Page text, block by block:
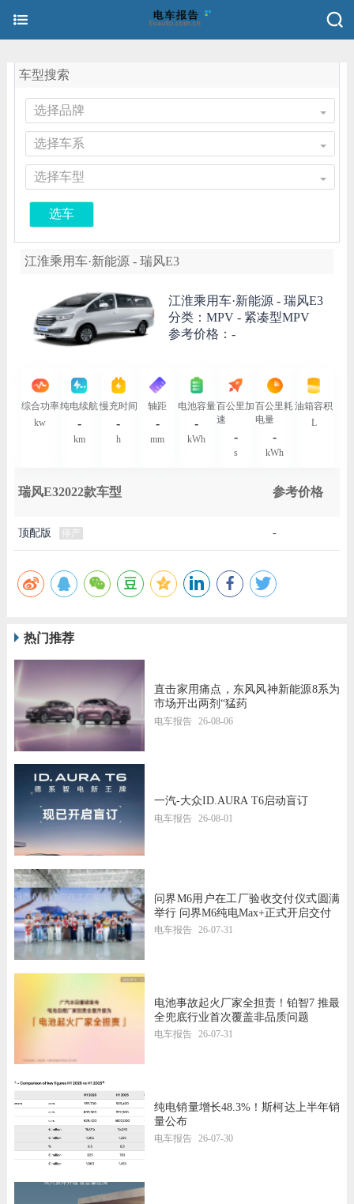
车型搜索
选择品牌
选择车系
选择车型
选车
江淮乘用车·新能源 - 瑞风E3
江淮乘用车·新能源 - 瑞风E3
分类：MPV - 紧凑型MPV
参考价格：-
综合功率
kw
纯电续航
-
km
慢充时间
-
h
轴距
-
mm
电池容量
-
kWh
百公里加
速
-
s
百公里耗
电量
-
kWh
油箱容积
L
瑞风E32022款车型 参考价格
顶配版 停产 -
热门推荐
直击家用痛点，东风风神新能源8系为
市场开出两剂“猛药
电车报告 26-08-06
一汽-大众ID.AURA T6启动盲订
电车报告 26-08-01
问界M6用户在工厂验收交付仪式圆满
举行 问界M6纯电Max+正式开启交付
电车报告 26-07-31
电池事故起火厂家全担责！铂智7 推最
全兜底行业首次覆盖非品质问题
电车报告 26-07-31
纯电销量增长48.3%！斯柯达上半年销
量公布
电车报告 26-07-30